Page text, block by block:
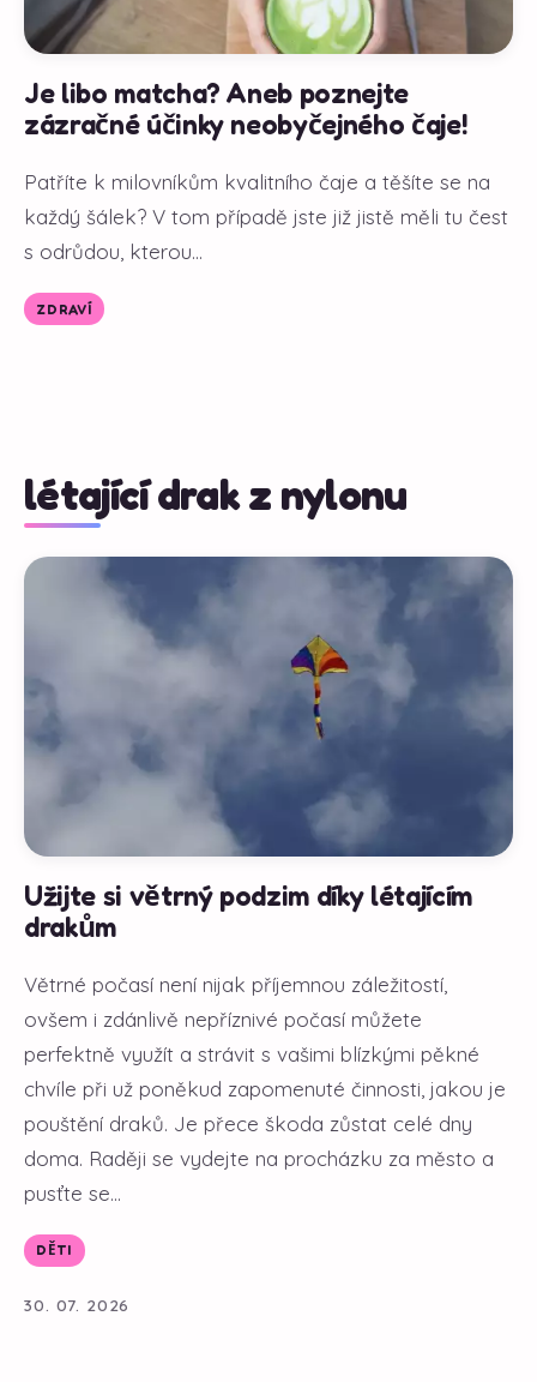
Je libo matcha? Aneb poznejte
zázračné účinky neobyčejného čaje!
Patříte k milovníkům kvalitního čaje a těšíte se na
každý šálek? V tom případě jste již jistě měli tu čest
s odrůdou, kterou...
ZDRAVÍ
létající drak z nylonu
Užijte si větrný podzim díky létajícím
drakům
Větrné počasí není nijak příjemnou záležitostí,
ovšem i zdánlivě nepříznivé počasí můžete
perfektně využít a strávit s vašimi blízkými pěkné
chvíle při už poněkud zapomenuté činnosti, jakou je
pouštění draků. Je přece škoda zůstat celé dny
doma. Raději se vydejte na procházku za město a
pusťte se...
DĚTI
30. 07. 2026